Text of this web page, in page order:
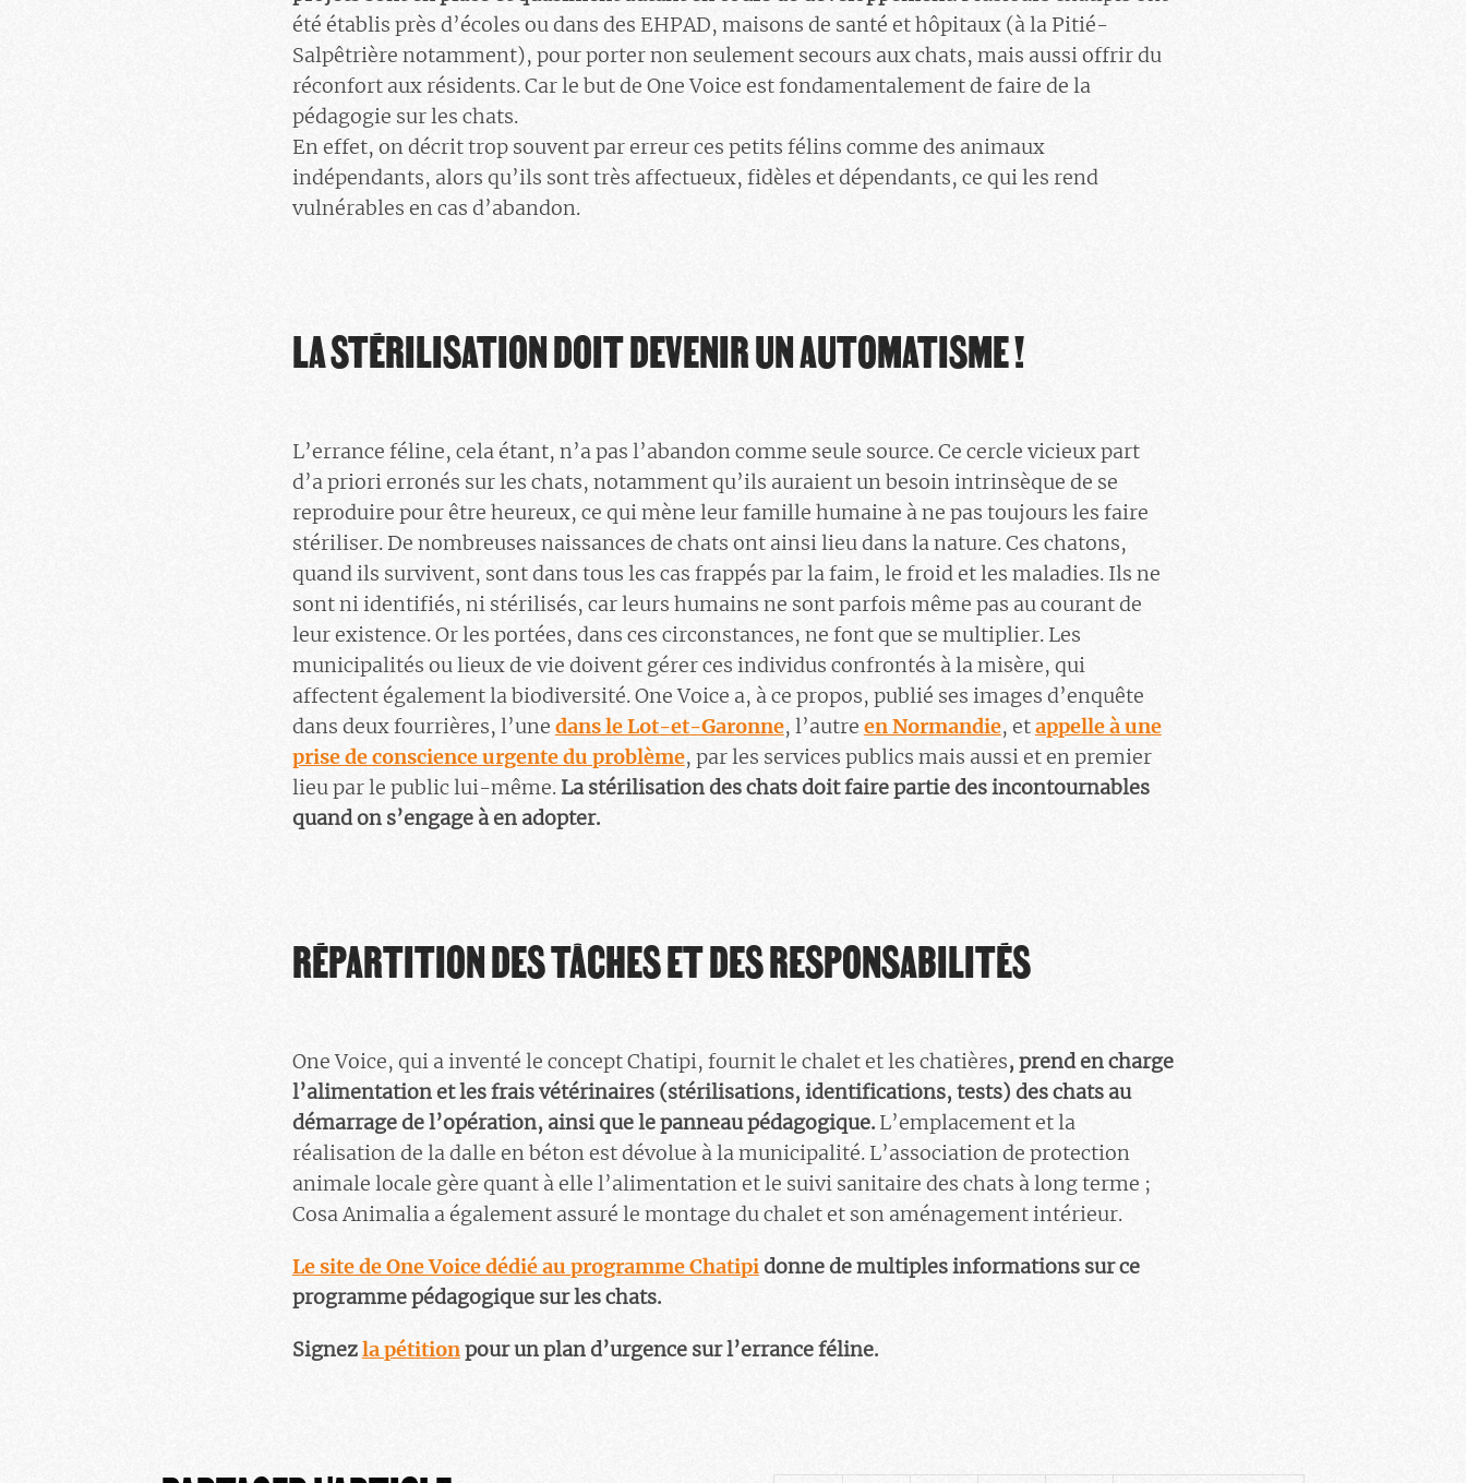
été établis près d’écoles ou dans des EHPAD, maisons de santé et hôpitaux (à la Pitié-
Salpêtrière notamment), pour porter non seulement secours aux chats, mais aussi offrir du
réconfort aux résidents. Car le but de One Voice est fondamentalement de faire de la
pédagogie sur les chats.
En effet, on décrit trop souvent par erreur ces petits félins comme des animaux
indépendants, alors qu’ils sont très affectueux, fidèles et dépendants, ce qui les rend
vulnérables en cas d’abandon.
LA STÉRILISATION DOIT DEVENIR UN AUTOMATISME !
L’errance féline, cela étant, n’a pas l’abandon comme seule source. Ce cercle vicieux part
d’a priori erronés sur les chats, notamment qu’ils auraient un besoin intrinsèque de se
reproduire pour être heureux, ce qui mène leur famille humaine à ne pas toujours les faire
stériliser. De nombreuses naissances de chats ont ainsi lieu dans la nature. Ces chatons,
quand ils survivent, sont dans tous les cas frappés par la faim, le froid et les maladies. Ils ne
sont ni identifiés, ni stérilisés, car leurs humains ne sont parfois même pas au courant de
leur existence. Or les portées, dans ces circonstances, ne font que se multiplier. Les
municipalités ou lieux de vie doivent gérer ces individus confrontés à la misère, qui
affectent également la biodiversité. One Voice a, à ce propos, publié ses images d’enquête
dans deux fourrières, l’une dans le Lot-et-Garonne, l’autre en Normandie, etappelle à une
prise de conscience urgente du problème, par les services publics mais aussi et en premier
lieu par le public lui-même. La stérilisation des chats doit faire partie des incontournables
quand on s’engage à en adopter.
RÉPARTITION DES TÂCHES ET DES RESPONSABILITÉS
One Voice, qui a inventé le concept Chatipi, fournit le chalet et les chatières, prend en charge
l’alimentation et les frais vétérinaires (stérilisations, identifications, tests) des chats au
démarrage de l’opération, ainsi que le panneau pédagogique.L’emplacement et la
réalisation de la dalle en béton est dévolue à la municipalité. L’association de protection
animale locale gère quant à elle l’alimentation et le suivi sanitaire des chats à long terme ;
Cosa Animalia a également assuré le montage du chalet et son aménagement intérieur.
Le site de One Voice dédié au programme Chatipidonne de multiples informations sur ce
programme pédagogique sur les chats.
Signezla pétitionpour un plan d’urgence sur l’errance féline.